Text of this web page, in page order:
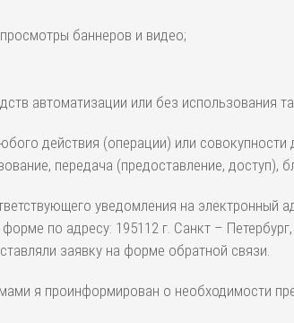
баннеров и видео;
автоматизации или без использования
действия (операции) или
передача (предоставление,
уведомления на электронный
по адресу: 195112 г. Санкт –
заявку на форме обратной связи.
я проинформирован о необходимости